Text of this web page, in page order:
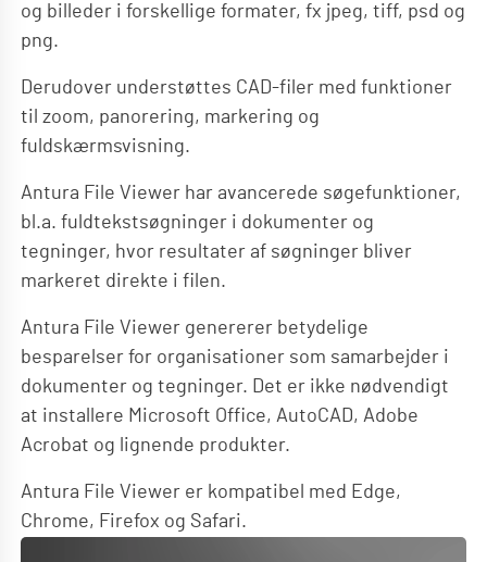
og billeder i forskellige formater, fx jpeg, tiff, psd og
png.
Derudover understøttes CAD-filer med funktioner
til zoom, panorering, markering og
fuldskærmsvisning.
Antura File Viewer har avancerede søgefunktioner,
bl.a. fuldtekstsøgninger i dokumenter og
tegninger, hvor resultater af søgninger bliver
markeret direkte i filen.
Antura File Viewer genererer betydelige
besparelser for organisationer som samarbejder i
dokumenter og tegninger. Det er ikke nødvendigt
at installere Microsoft Office, AutoCAD, Adobe
Acrobat og lignende produkter.
Antura File Viewer er kompatibel med Edge,
Chrome, Firefox og Safari.